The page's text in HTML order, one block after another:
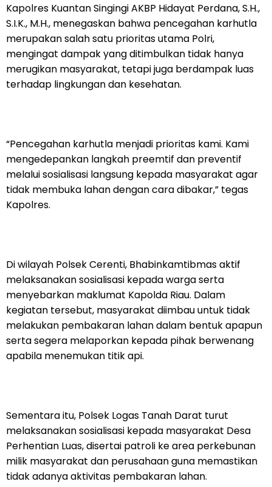
Kapolres Kuantan Singingi AKBP Hidayat Perdana, S.H.,
S.I.K., M.H., menegaskan bahwa pencegahan karhutla
merupakan salah satu prioritas utama Polri,
mengingat dampak yang ditimbulkan tidak hanya
merugikan masyarakat, tetapi juga berdampak luas
terhadap lingkungan dan kesehatan.
“Pencegahan karhutla menjadi prioritas kami. Kami
mengedepankan langkah preemtif dan preventif
melalui sosialisasi langsung kepada masyarakat agar
tidak membuka lahan dengan cara dibakar,” tegas
Kapolres.
Di wilayah Polsek Cerenti, Bhabinkamtibmas aktif
melaksanakan sosialisasi kepada warga serta
menyebarkan maklumat Kapolda Riau. Dalam
kegiatan tersebut, masyarakat diimbau untuk tidak
melakukan pembakaran lahan dalam bentuk apapun
serta segera melaporkan kepada pihak berwenang
apabila menemukan titik api.
Sementara itu, Polsek Logas Tanah Darat turut
melaksanakan sosialisasi kepada masyarakat Desa
Perhentian Luas, disertai patroli ke area perkebunan
milik masyarakat dan perusahaan guna memastikan
tidak adanya aktivitas pembakaran lahan.